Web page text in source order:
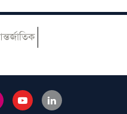
কী তাদের আকিদা